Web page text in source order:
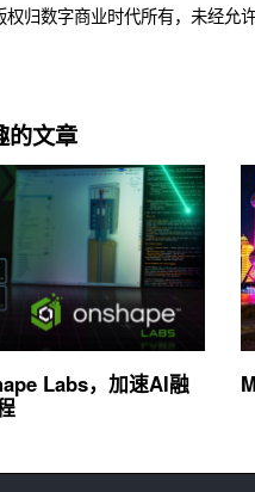
权归数字商业时代所有，未经允
的文章
Labs，加速AI融